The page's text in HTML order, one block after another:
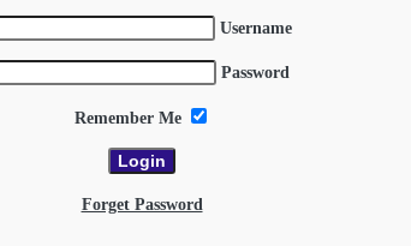
Username
Password
Remember Me
Forget Password